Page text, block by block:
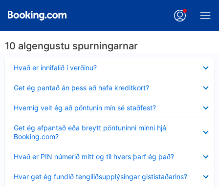
10 algengustu spurningarnar
Hvað er innifalið í verðinu?
sýnt
Get ég pantað án þess að hafa kreditkort?
sýnt
Hvernig veit ég að pöntunin mín sé staðfest?
sýnt
Get ég afpantað eða breytt pöntuninni minni hjá
Booking.com?
sýnt
Hvað er PIN númerið mitt og til hvers þarf ég það?
sýnt
Hvar get ég fundið tengiliðsupplýsingar gististaðarins?
sýnt